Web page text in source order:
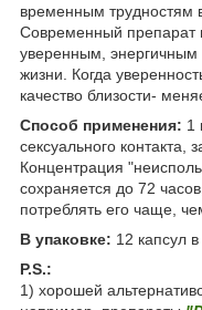
временным трудностям
Современный препарат
уверенным, энергичным
жизни. Когда
качество близости-
Способ применения: 1
сексуального контакта,
Концентрация
сохраняется до 72
потреблять его чаще,
В упаковке: 12 капсул
P.S.:
1) хорошей